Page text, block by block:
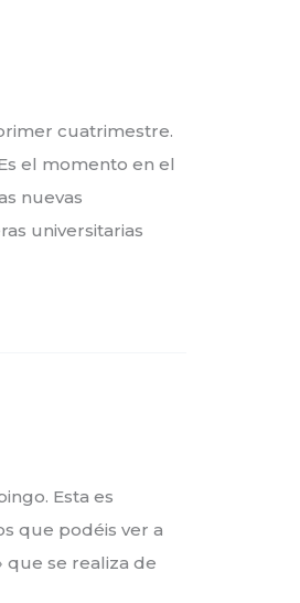
cuatrimestre.
el momento en el
nuevas
universitarias
Esta es
que podéis ver a
que se realiza de